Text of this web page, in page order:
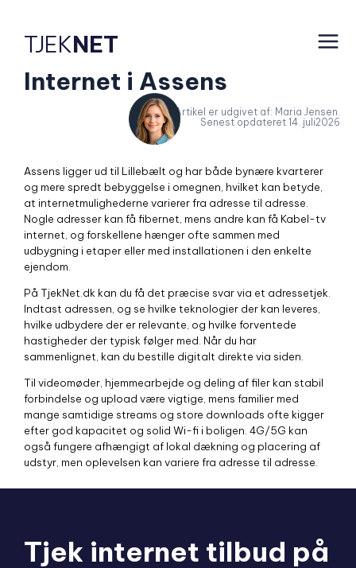
TJEKNET
Internet i Assens
Artikel er udgivet af: Maria Jensen.
Senest opdateret 14. juli2026
Assens ligger ud til Lillebælt og har både bynære kvarterer
og mere spredt bebyggelse i omegnen, hvilket kan betyde,
at internetmulighederne varierer fra adresse til adresse.
Nogle adresser kan få fibernet, mens andre kan få Kabel-tv
internet, og forskellene hænger ofte sammen med
udbygning i etaper eller med installationen i den enkelte
ejendom.
På TjekNet.dk kan du få det præcise svar via et adressetjek.
Indtast adressen, og se hvilke teknologier der kan leveres,
hvilke udbydere der er relevante, og hvilke forventede
hastigheder der typisk følger med. Når du har
sammenlignet, kan du bestille digitalt direkte via siden.
Til videomøder, hjemmearbejde og deling af filer kan stabil
forbindelse og upload være vigtige, mens familier med
mange samtidige streams og store downloads ofte kigger
efter god kapacitet og solid Wi-fi i boligen. 4G/5G kan
også fungere afhængigt af lokal dækning og placering af
udstyr, men oplevelsen kan variere fra adresse til adresse.
Tjek internet tilbud på